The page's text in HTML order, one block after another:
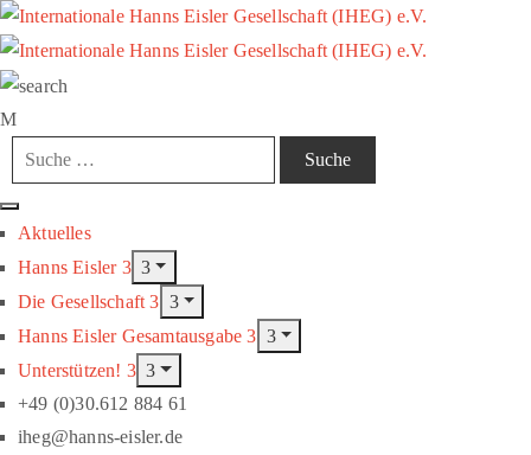
Aktuelles
Hanns Eisler
Die Gesellschaft
Hanns Eisler Gesamtausgabe
Unterstützen!
+49 (0)30.612 884 61
iheg@hanns-eisler.de